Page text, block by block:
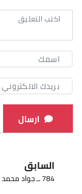
ارسال
السابق
784 ــ جواد محمد جواد (ولد 1340 هـ / 1922 م)